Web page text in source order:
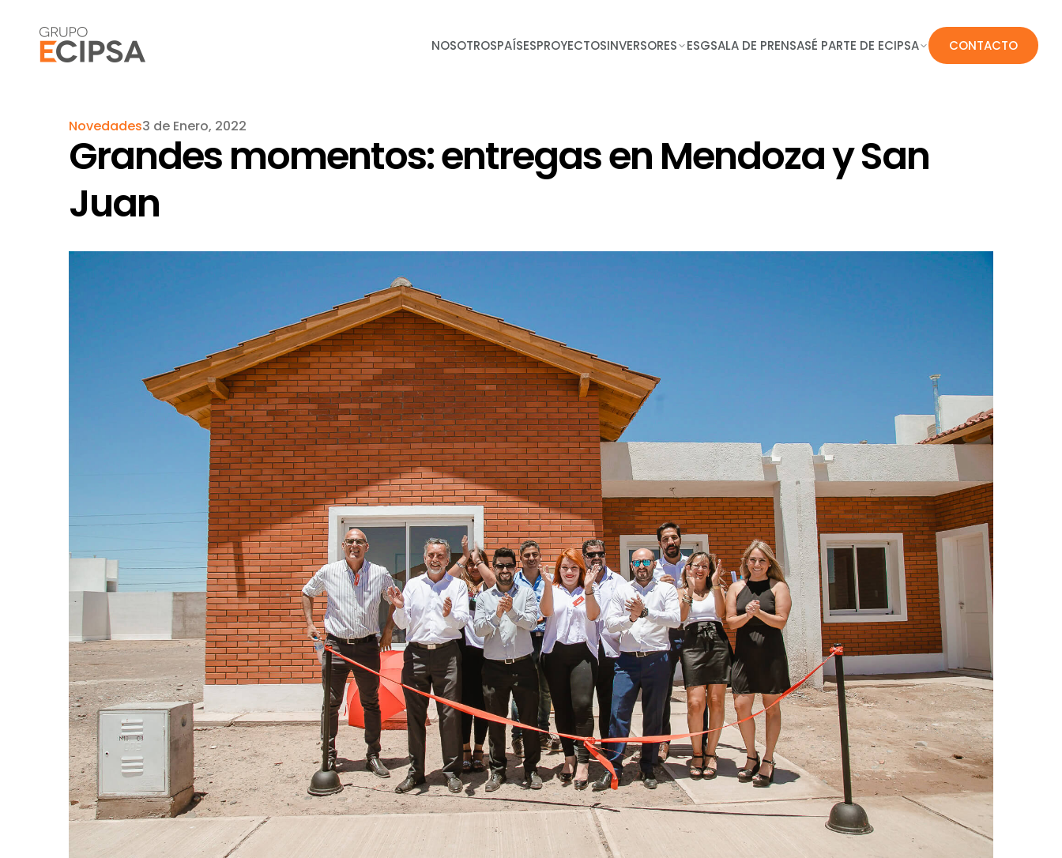
NOSOTROSPAÍSESPROYECTOSINVERSORES ESGSALA DE PRENSASÉ PARTE DE ECIPSA CONTACTO
Novedades3 de Enero, 2022
Grandes momentos: entregas en Mendoza y San
Juan